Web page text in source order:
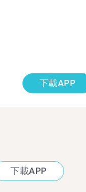
下載APP
下載APP